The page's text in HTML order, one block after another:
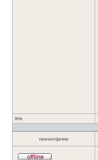
Vrh
novovrijeme